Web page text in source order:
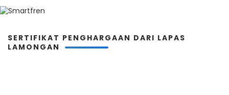
SERTIFIKAT PENGHARGAAN DARI LAPAS
LAMONGAN